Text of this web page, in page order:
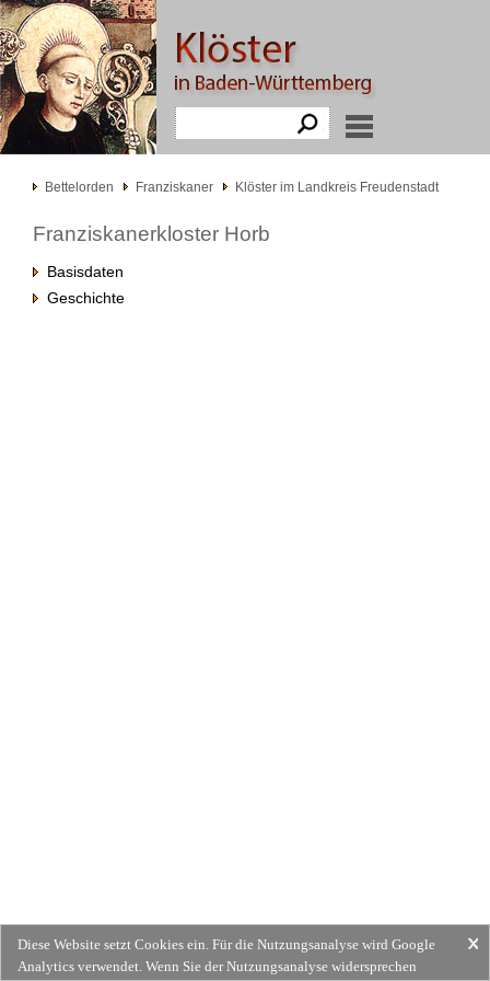
Bettelorden Franziskaner Klöster im Landkreis Freudenstadt
Franziskanerkloster Horb
Basisdaten
Geschichte
Diese Website setzt Cookies ein. Für die Nutzungsanalyse wird Google
Analytics verwendet. Wenn Sie der Nutzungsanalyse widersprechen